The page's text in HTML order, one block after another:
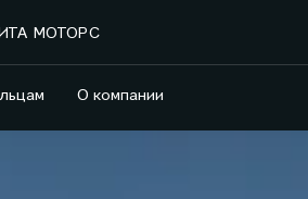
МОТОРС
О компании